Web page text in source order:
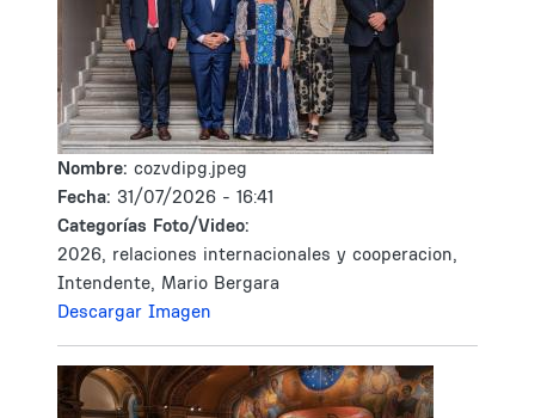
Nombre: cozvdipg.jpeg
Fecha: 31/07/2026 - 16:41
Categorías Foto/Video:
2026, relaciones internacionales y cooperacion,
Intendente, Mario Bergara
Descargar Imagen